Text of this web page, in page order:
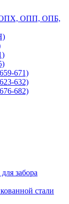
(ОПХ, ОПП, ОПБ,
671)
632)
682)
забора
стали